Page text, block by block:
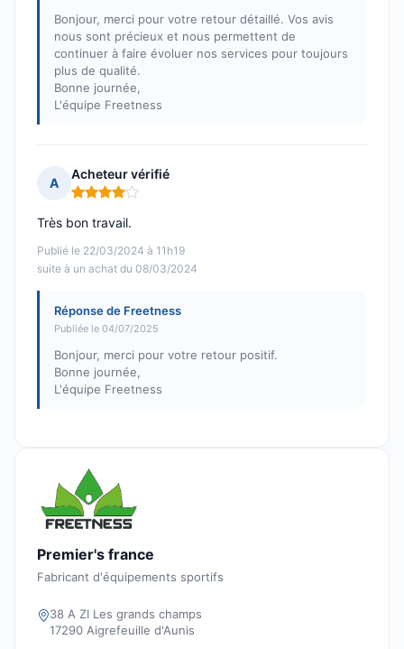
Bonjour, merci pour votre retour détaillé. Vos avis
nous sont précieux et nous permettent de
continuer à faire évoluer nos services pour toujours
plus de qualité.
Bonne journée,
L'équipe Freetness
A
Acheteur vérifié
Note : 4 sur 5
Publié le 22/03/2024 à 11h19
suite à un achat du 08/03/2024
Très bon travail.
Réponse de Freetness
Publiée le 04/07/2025
Bonjour, merci pour votre retour positif.
Bonne journée,
L'équipe Freetness
Premier's france
Fabricant d'équipements sportifs
38 A ZI Les grands champs
17290 Aigrefeuille d'Aunis